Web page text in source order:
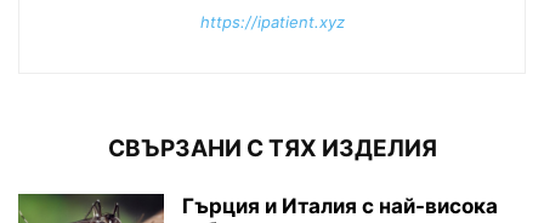
https://ipatient.xyz
СВЪРЗАНИ С ТЯХ ИЗДЕЛИЯ
Гърция и Италия с най-висока